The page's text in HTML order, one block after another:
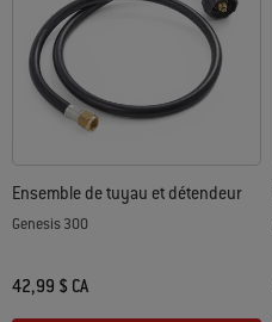
Ensemble de tuyau et détendeur
Genesis 300
42,99 $ CA